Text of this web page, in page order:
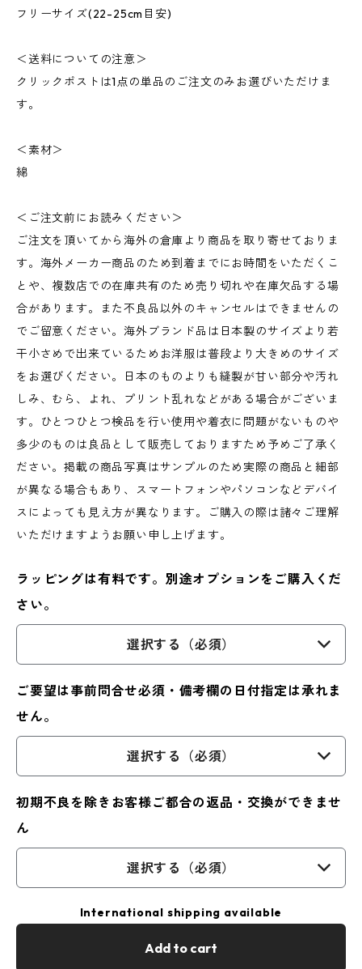
フリーサイズ(22-25cm目安)
＜送料についての注意＞
クリックポストは1点の単品のご注文のみお選びいただけま
す。
＜素材＞
綿
＜ご注文前にお読みください＞
ご注文を頂いてから海外の倉庫より商品を取り寄せておりま
す。海外メーカー商品のため到着までにお時間をいただくこ
とや、複数店での在庫共有のため売り切れや在庫欠品する場
合があります。また不良品以外のキャンセルはできませんの
でご留意ください。海外ブランド品は日本製のサイズより若
干小さめで出来ているためお洋服は普段より大きめのサイズ
をお選びください。日本のものよりも縫製が甘い部分や汚れ
しみ、むら、よれ、プリント乱れなどがある場合がございま
す。ひとつひとつ検品を行い使用や着衣に問題がないものや
多少のものは良品として販売しておりますため予めご了承く
ださい。掲載の商品写真はサンプルのため実際の商品と細部
が異なる場合もあり、スマートフォンやパソコンなどデバイ
スによっても見え方が異なります。ご購入の際は諸々ご理解
いただけますようお願い申し上げます。
ラッピングは有料です。別途オプションをご購入くだ
さい。
選択する（必須）
ご要望は事前問合せ必須・備考欄の日付指定は承れま
せん。
選択する（必須）
初期不良を除きお客様ご都合の返品・交換ができませ
ん
選択する（必須）
International shipping available
Add to cart